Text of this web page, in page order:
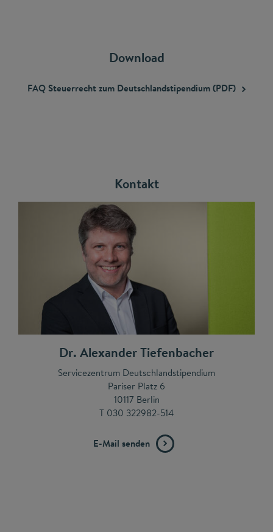
Download
FAQ Steuerrecht zum Deutschlandstipendium(PDF)
Kontakt
Dr. Alexander Tiefenbacher
Servicezentrum Deutschlandstipendium
Pariser Platz 6
10117 Berlin
T 030 322982-514
E-Mail senden